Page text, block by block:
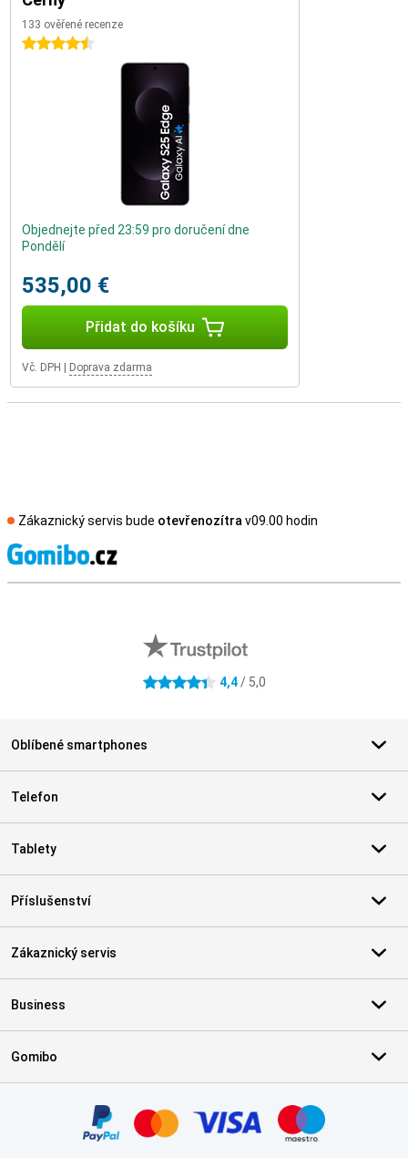
133 ověřené recenze
4.5 hvězdičky
Objednejte před 23:59 pro doručení dne
Pondělí
535,00 €
Přidat do košíku
Vč. DPH Doprava zdarma
Zákaznický servis bude otevřenozítra v09.00 hodin
4.4 hvězdičky4,4/ 5,0
Oblíbené smartphones
Telefon
Tablety
Příslušenství
Zákaznický servis
Business
Gomibo